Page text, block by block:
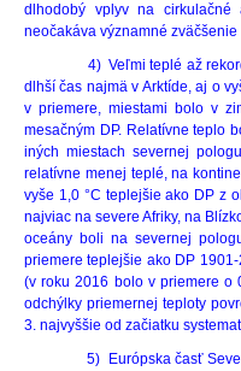
dlhodobý vplyv na
neočakáva významné
4) Veľmi teplé až rekordne
dlhší čas najmä v Arktíde, aj o
v priemere, miestami bolo v
mesačným DP. Relatívne teplo
iných miestach severnej
relatívne menej teplé, na
vyše 1,0 °C teplejšie ako DP z
najviac na severe Afriky, na
oceány boli na severnej
priemere teplejšie ako DP
(v roku 2016 bolo v priemere o
odchýlky priemernej teploty
3. najvyššie od začiatku
5) Európska časť